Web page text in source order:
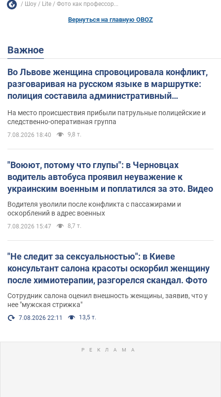
Шоу Lite Фото как профессор...
Вернуться на главную OBOZ
Важное
Во Львове женщина спровоцировала конфликт,
разговаривая на русском языке в маршрутке:
полиция составила административный
На место происшествия прибыли патрульные полицейские и
следственно-оперативная группа
7.08.2026 18:40 9,8 т.
"Воюют, потому что глупы": в Черновцах
водитель автобуса проявил неуважение к
украинским военным и поплатился за это. Видео
Водителя уволили после конфликта с пассажирами и
оскорблений в адрес военных
7.08.2026 15:47 8,7 т.
"Не следит за сексуальностью": в Киеве
консультант салона красоты оскорбил женщину
после химиотерапии, разгорелся скандал. Фото
Сотрудник салона оценил внешность женщины, заявив, что у
нее "мужская стрижка"
7.08.2026 22:11 13,5 т.